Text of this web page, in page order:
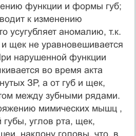
функции и формы губ;
к изменению
усугубляет аномалию, т.к.
щек не уравновешивается
нарушенной функции
во время акта
ЗР, а от губ и щек,
между зубными рядами.
мимических мышц ,
углов рта, щек,
наклону головы, что, в